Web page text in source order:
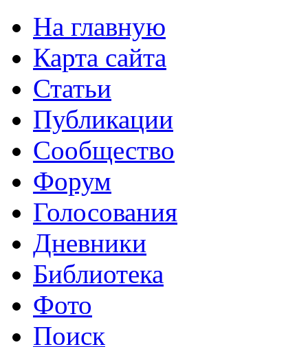
На главную
Карта сайта
Статьи
Публикации
Сообщество
Форум
Голосования
Дневники
Библиотека
Фото
Поиск